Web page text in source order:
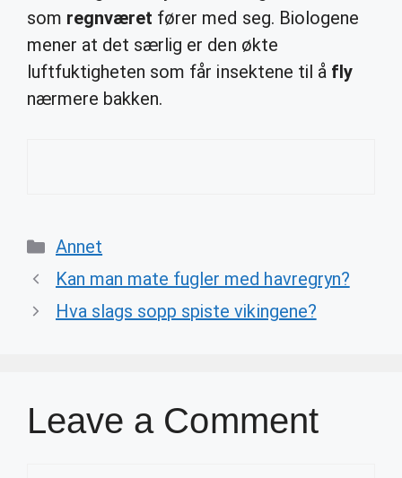
som regnværet fører med seg. Biologene
mener at det særlig er den økte
luftfuktigheten som får insektene til å fly
nærmere bakken.
Categories
Annet
Kan man mate fugler med havregryn?
Hva slags sopp spiste vikingene?
Leave a Comment